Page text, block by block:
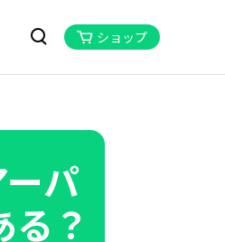
ショップ
パ
？